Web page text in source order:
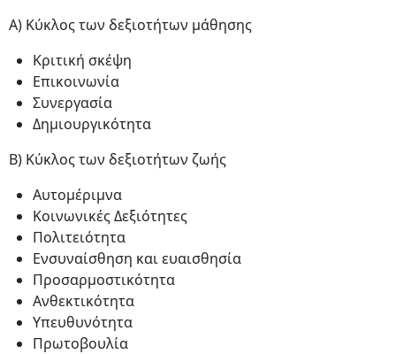
Α) Κύκλος των δεξιοτήτων μάθησης
Κριτική σκέψη
Επικοινωνία
Συνεργασία
Δημιουργικότητα
Β) Κύκλος των δεξιοτήτων ζωής
Αυτομέριμνα
Κοινωνικές Δεξιότητες
Πολιτειότητα
Ενσυναίσθηση και ευαισθησία
Προσαρμοστικότητα
Ανθεκτικότητα
Υπευθυνότητα
Πρωτοβουλία